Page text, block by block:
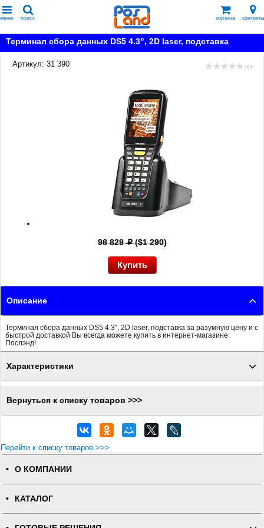
меню поиск корзина контакты
Терминал сбора данных DS5 4.3", 2D laser, подставка
Артикул: 31 390 ( 0 )
98 829p($1 290)
Описание
Терминал сбора данных DS5 4.3", 2D laser, подставка за разумную цену и с
быстрой доставкой Вы всегда можете купить в интернет-магазине
Послэнд!
Характеристики
Вернуться к списку товаров >>>
Перейти к списку товаров >>>
О КОМПАНИИ
КАТАЛОГ